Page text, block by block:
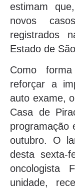
estimam
novos
registrados
Estado de
Como
reforçar a
auto exame,
Casa de
programação
outubro. O
desta sexta-
oncologista
unidade,